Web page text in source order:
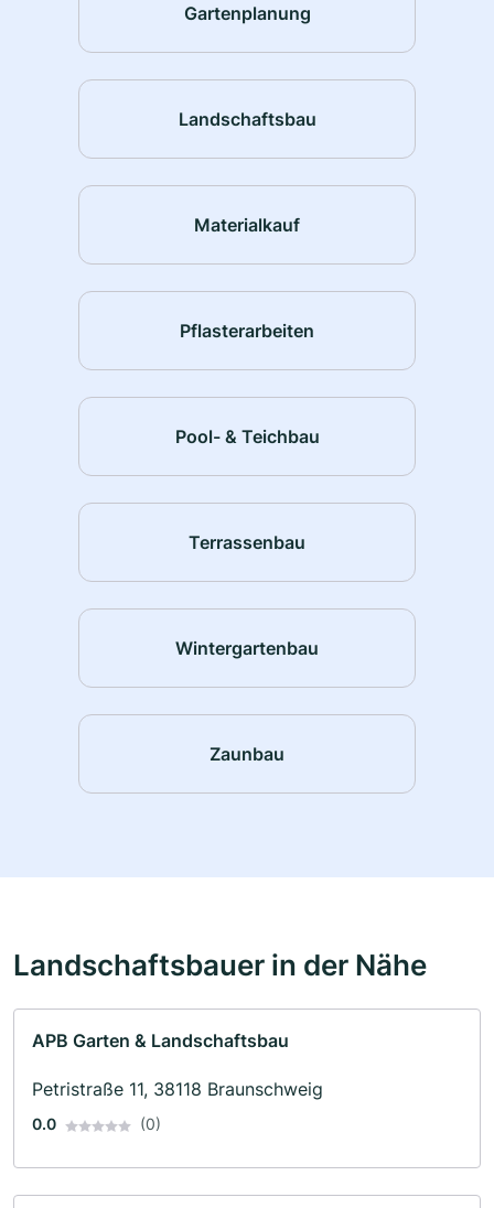
Gartenplanung
Landschaftsbau
Materialkauf
Pflasterarbeiten
Pool- & Teichbau
Terrassenbau
Wintergartenbau
Zaunbau
Landschaftsbauer in der Nähe
APB Garten & Landschaftsbau
Petristraße 11, 38118 Braunschweig
0.0 (0)